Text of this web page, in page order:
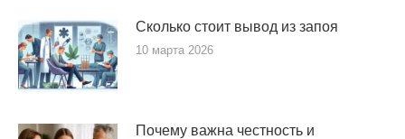
Сколько стоит вывод из запоя
10 марта 2026
Почему важна честность и